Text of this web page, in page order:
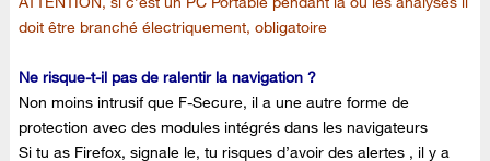
doit être branché électriquement, obligatoire
Ne risque-t-il pas de ralentir la navigation ?
Non moins intrusif que F-Secure, il a une autre forme de
protection avec des modules intégrés dans les navigateurs
Si tu as Firefox, signale le, tu risques d’avoir des alertes , il y a